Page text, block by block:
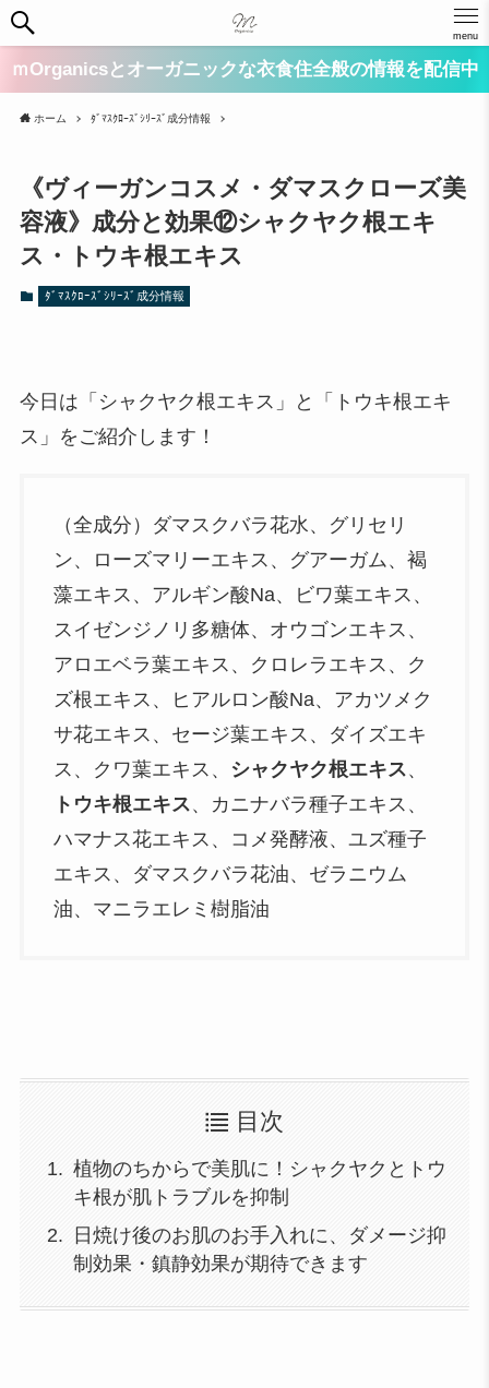
menu
ｍOrganicsとオーガニックな衣食住全般の情報を配信中
ホーム ﾀﾞﾏｽｸﾛｰｽﾞｼﾘｰｽﾞ成分情報
《ヴィーガンコスメ・ダマスクローズ美
容液》成分と効果⑫シャクヤク根エキ
ス・トウキ根エキス
ﾀﾞﾏｽｸﾛｰｽﾞｼﾘｰｽﾞ成分情報
今日は「シャクヤク根エキス」と「トウキ根エキ
ス」をご紹介します！
（全成分）ダマスクバラ花水、グリセリ
ン、ローズマリーエキス、グアーガム、褐
藻エキス、アルギン酸Na、ビワ葉エキス、
スイゼンジノリ多糖体、オウゴンエキス、
アロエベラ葉エキス、クロレラエキス、ク
ズ根エキス、ヒアルロン酸Na、アカツメク
サ花エキス、セージ葉エキス、ダイズエキ
ス、クワ葉エキス、
シャクヤク根エキス、
トウキ根エキス、カニナバラ種子エキス、
ハマナス花エキス、コメ発酵液、ユズ種子
エキス、ダマスクバラ花油、ゼラニウム
油、マニラエレミ樹脂油
目次
植物のちからで美肌に！シャクヤクとトウ
キ根が肌トラブルを抑制
日焼け後のお肌のお手入れに、ダメージ抑
制効果・鎮静効果が期待できます